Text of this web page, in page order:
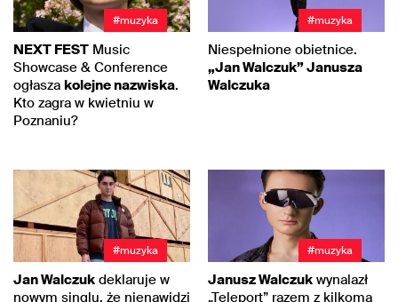
#muzyka
NEXT FEST Music
Showcase & Conference
ogłasza kolejne nazwiska.
Kto zagra w kwietniu w
Poznaniu?
#muzyka
Niespełnione obietnice.
„Jan Walczuk” Janusza
Walczuka
#muzyka
Jan Walczuk deklaruje w
nowym singlu, że nienawidzi
#muzyka
Janusz Walczuk wynalazł
„Teleport” razem z kilkoma